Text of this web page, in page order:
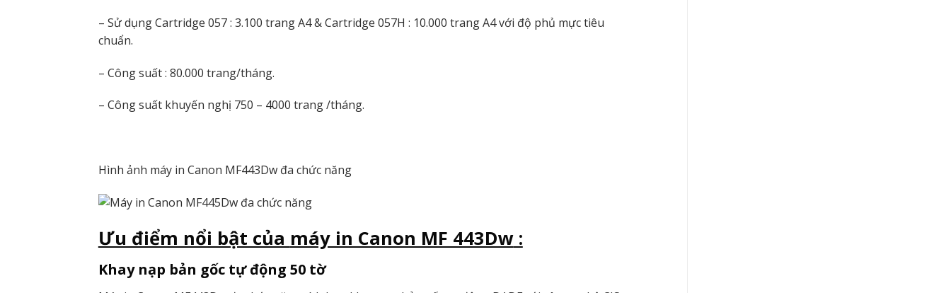
– Sử dụng Cartridge 057 : 3.100 trang A4 & Cartridge 057H : 10.000 trang A4 với độ phủ mực tiêu
chuẩn.
– Công suất : 80.000 trang/tháng.
– Công suất khuyến nghị 750 – 4000 trang /tháng.
Hình ảnh máy in Canon MF443Dw đa chức năng
Ưu điểm nổi bật của máy in Canon MF 443Dw:
Khay nạp bản gốc tự động 50 tờ